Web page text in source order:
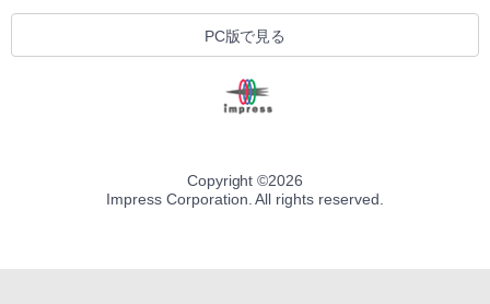
PC版で見る
Copyright ©2026
Impress Corporation. All rights reserved.